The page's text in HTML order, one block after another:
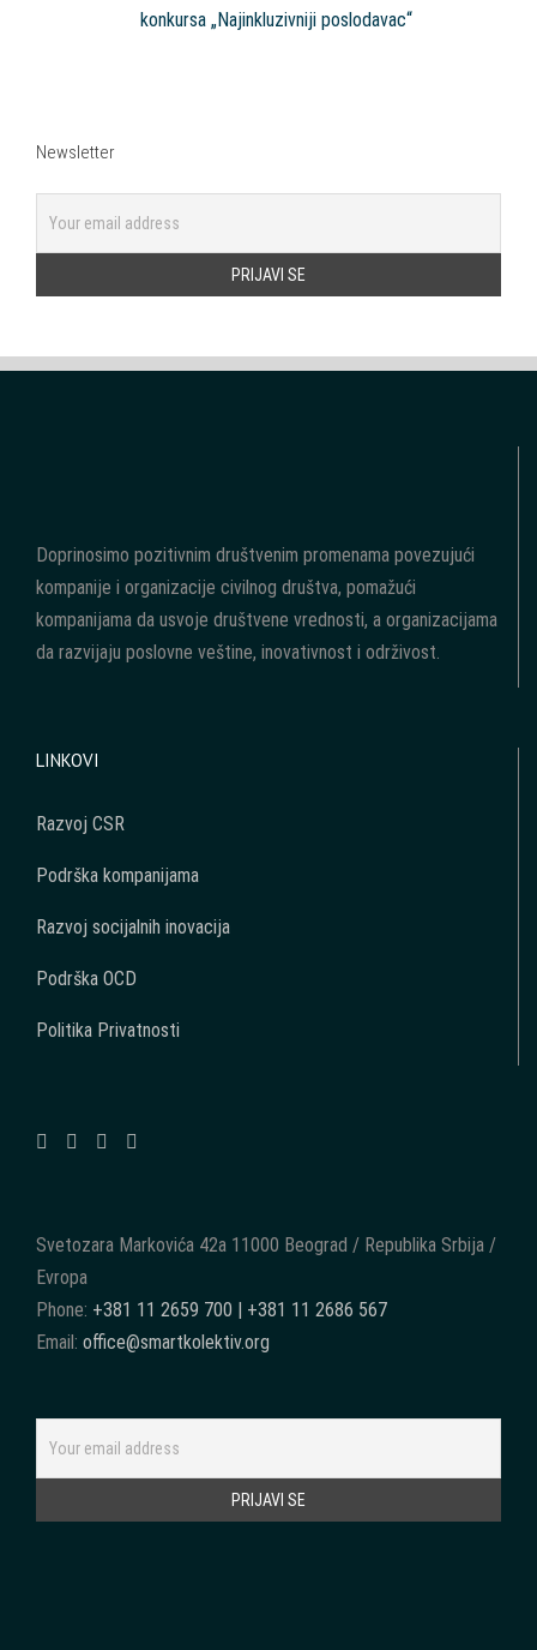
konkursa „Najinkluzivniji poslodavac“
Newsletter
Doprinosimo pozitivnim društvenim promenama povezujući
kompanije i organizacije civilnog društva, pomažući
kompanijama da usvoje društvene vrednosti, a organizacijama
da razvijaju poslovne veštine, inovativnost i održivost.
LINKOVI
Razvoj CSR
Podrška kompanijama
Razvoj socijalnih inovacija
Podrška OCD
Politika Privatnosti
Svetozara Markovića 42a 11000 Beograd / Republika Srbija /
Evropa
Phone: +381 11 2659 700 | +381 11 2686 567
Email: office@smartkolektiv.org